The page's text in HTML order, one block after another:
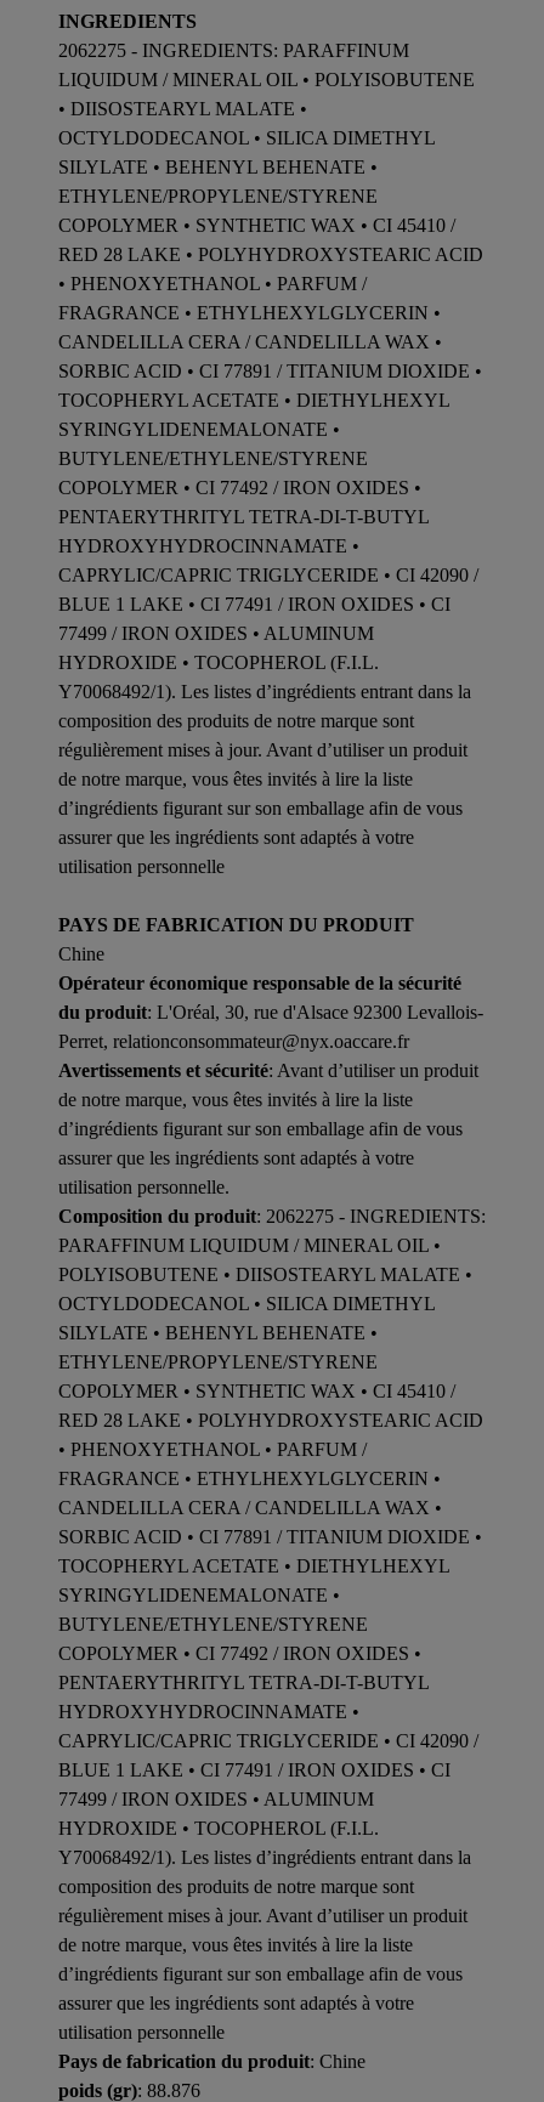
INGREDIENTS
2062275 - INGREDIENTS: PARAFFINUM
LIQUIDUM / MINERAL OIL • POLYISOBUTENE
• DIISOSTEARYL MALATE •
OCTYLDODECANOL • SILICA DIMETHYL
SILYLATE • BEHENYL BEHENATE •
ETHYLENE/PROPYLENE/STYRENE
COPOLYMER • SYNTHETIC WAX • CI 45410 /
RED 28 LAKE • POLYHYDROXYSTEARIC ACID
• PHENOXYETHANOL • PARFUM /
FRAGRANCE • ETHYLHEXYLGLYCERIN •
CANDELILLA CERA / CANDELILLA WAX •
SORBIC ACID • CI 77891 / TITANIUM DIOXIDE •
TOCOPHERYL ACETATE • DIETHYLHEXYL
SYRINGYLIDENEMALONATE •
BUTYLENE/ETHYLENE/STYRENE
COPOLYMER • CI 77492 / IRON OXIDES •
PENTAERYTHRITYL TETRA-DI-T-BUTYL
HYDROXYHYDROCINNAMATE •
CAPRYLIC/CAPRIC TRIGLYCERIDE • CI 42090 /
BLUE 1 LAKE • CI 77491 / IRON OXIDES • CI
77499 / IRON OXIDES • ALUMINUM
HYDROXIDE • TOCOPHEROL (F.I.L.
Y70068492/1). Les listes d’ingrédients entrant dans la
composition des produits de notre marque sont
régulièrement mises à jour. Avant d’utiliser un produit
de notre marque, vous êtes invités à lire la liste
d’ingrédients figurant sur son emballage afin de vous
assurer que les ingrédients sont adaptés à votre
utilisation personnelle
PAYS DE FABRICATION DU PRODUIT
Chine
Opérateur économique responsable de la sécurité
du produit: L'Oréal, 30, rue d'Alsace 92300 Levallois-
Perret, relationconsommateur@nyx.oaccare.fr
Avertissements et sécurité: Avant d’utiliser un produit
de notre marque, vous êtes invités à lire la liste
d’ingrédients figurant sur son emballage afin de vous
assurer que les ingrédients sont adaptés à votre
utilisation personnelle.
Composition du produit: 2062275 - INGREDIENTS:
PARAFFINUM LIQUIDUM / MINERAL OIL •
POLYISOBUTENE • DIISOSTEARYL MALATE •
OCTYLDODECANOL • SILICA DIMETHYL
SILYLATE • BEHENYL BEHENATE •
ETHYLENE/PROPYLENE/STYRENE
COPOLYMER • SYNTHETIC WAX • CI 45410 /
RED 28 LAKE • POLYHYDROXYSTEARIC ACID
• PHENOXYETHANOL • PARFUM /
FRAGRANCE • ETHYLHEXYLGLYCERIN •
CANDELILLA CERA / CANDELILLA WAX •
SORBIC ACID • CI 77891 / TITANIUM DIOXIDE •
TOCOPHERYL ACETATE • DIETHYLHEXYL
SYRINGYLIDENEMALONATE •
BUTYLENE/ETHYLENE/STYRENE
COPOLYMER • CI 77492 / IRON OXIDES •
PENTAERYTHRITYL TETRA-DI-T-BUTYL
HYDROXYHYDROCINNAMATE •
CAPRYLIC/CAPRIC TRIGLYCERIDE • CI 42090 /
BLUE 1 LAKE • CI 77491 / IRON OXIDES • CI
77499 / IRON OXIDES • ALUMINUM
HYDROXIDE • TOCOPHEROL (F.I.L.
Y70068492/1). Les listes d’ingrédients entrant dans la
composition des produits de notre marque sont
régulièrement mises à jour. Avant d’utiliser un produit
de notre marque, vous êtes invités à lire la liste
d’ingrédients figurant sur son emballage afin de vous
assurer que les ingrédients sont adaptés à votre
utilisation personnelle
Pays de fabrication du produit: Chine
poids (gr): 88.876